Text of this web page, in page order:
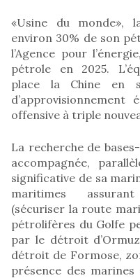
«Usine du monde»,
environ 30% de son
l’Agence pour
pétrole en 2025.
place la Chine en
d’approvisionnement
offensive à triple
La recherche de
accompagnée,
significative de sa
maritimes
(sécuriser la route
pétrolifères du Golfe
par le détroit
détroit de Formose,
présence des